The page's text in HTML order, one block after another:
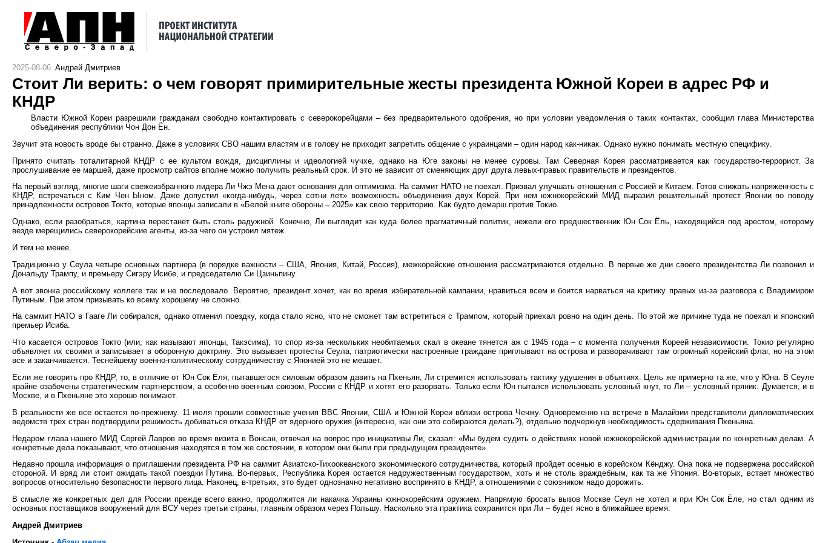
2025-08-06 Андрей Дмитриев
Стоит Ли верить: о чем говорят примирительные жесты президента Южной Кореи в адрес РФ и
КНДР
Власти Южной Кореи разрешили гражданам свободно контактировать с северокорейцами – без предварительного одобрения, но при условии уведомления о таких контактах, сообщил глава Министерства
объединения республики Чон Дон Ён.
Звучит эта новость вроде бы странно. Даже в условиях СВО нашим властям и в голову не приходит запретить общение с украинцами – один народ как-никак. Однако нужно понимать местную специфику.
Принято считать тоталитарной КНДР с ее культом вождя, дисциплины и идеологией чучхе, однако на Юге законы не менее суровы. Там Северная Корея рассматривается как государство-террорист. За
прослушивание ее маршей, даже просмотр сайтов вполне можно получить реальный срок. И это не зависит от сменяющих друг друга левых-правых правительств и президентов.
На первый взгляд, многие шаги свежеизбранного лидера Ли Чжэ Мена дают основания для оптимизма. На саммит НАТО не поехал. Призвал улучшать отношения с Россией и Китаем. Готов снижать напряженность с
КНДР, встречаться с Ким Чен Ыном. Даже допустил «когда-нибудь, через сотни лет» возможность объединения двух Корей. При нем южнокорейский МИД выразил решительный протест Японии по поводу
принадлежности островов Токто, которые японцы записали в «Белой книге обороны – 2025» как свою территорию. Как будто демарш против Токио.
Однако, если разобраться, картина перестанет быть столь радужной. Конечно, Ли выглядит как куда более прагматичный политик, нежели его предшественник Юн Сок Ёль, находящийся под арестом, которому
везде мерещились северокорейские агенты, из-за чего он устроил мятеж.
И тем не менее.
Традиционно у Сеула четыре основных партнера (в порядке важности – США, Япония, Китай, Россия), межкорейские отношения рассматриваются отдельно. В первые же дни своего президентства Ли позвонил и
Дональду Трампу, и премьеру Сигэру Исибе, и председателю Си Цзиньпину.
А вот звонка российскому коллеге так и не последовало. Вероятно, президент хочет, как во время избирательной кампании, нравиться всем и боится нарваться на критику правых из-за разговора с Владимиром
Путиным. При этом призывать ко всему хорошему не сложно.
На саммит НАТО в Гааге Ли собирался, однако отменил поездку, когда стало ясно, что не сможет там встретиться с Трампом, который приехал ровно на один день. По этой же причине туда не поехал и японский
премьер Исиба.
Что касается островов Токто (или, как называют японцы, Такэсима), то спор из-за нескольких необитаемых скал в океане тянется аж с 1945 года – с момента получения Кореей независимости. Токио регулярно
объявляет их своими и записывает в оборонную доктрину. Это вызывает протесты Сеула, патриотически настроенные граждане приплывают на острова и разворачивают там огромный корейский флаг, но на этом
все и заканчивается. Теснейшему военно-политическому сотрудничеству с Японией это не мешает.
Если же говорить про КНДР, то, в отличие от Юн Сок Ёля, пытавшегося силовым образом давить на Пхеньян, Ли стремится использовать тактику удушения в объятиях. Цель же примерно та же, что у Юна. В Сеуле
крайне озабочены стратегическим партнерством, а особенно военным союзом, России с КНДР и хотят его разорвать. Только если Юн пытался использовать условный кнут, то Ли – условный пряник. Думается, и в
Москве, и в Пхеньяне это хорошо понимают.
В реальности же все остается по-прежнему. 11 июля прошли совместные учения ВВС Японии, США и Южной Кореи вблизи острова Чечжу. Одновременно на встрече в Малайзии представители дипломатических
ведомств трех стран подтвердили решимость добиваться отказа КНДР от ядерного оружия (интересно, как они это собираются делать?), отдельно подчеркнув необходимость сдерживания Пхеньяна.
Недаром глава нашего МИД Сергей Лавров во время визита в Вонсан, отвечая на вопрос про инициативы Ли, сказал: «Мы будем судить о действиях новой южнокорейской администрации по конкретным делам. А
конкретные дела показывают, что отношения находятся в том же состоянии, в котором они были при предыдущем президенте».
Недавно прошла информация о приглашении президента РФ на саммит Азиатско-Тихоокеанского экономического сотрудничества, который пройдет осенью в корейском Кёнджу. Она пока не подвержена российской
стороной. И вряд ли стоит ожидать такой поездки Путина. Во-первых, Республика Корея остается недружественным государством, хоть и не столь враждебным, как та же Япония. Во-вторых, встает множество
вопросов относительно безопасности первого лица. Наконец, в-третьих, это будет однозначно негативно воспринято в КНДР, а отношениями с союзником надо дорожить.
В смысле же конкретных дел для России прежде всего важно, продолжится ли накачка Украины южнокорейским оружием. Напрямую бросать вызов Москве Сеул не хотел и при Юн Сок Ёле, но стал одним из
основных поставщиков вооружений для ВСУ через третьи страны, главным образом через Польшу. Насколько эта практика сохранится при Ли – будет ясно в ближайшее время.
Андрей Дмитриев